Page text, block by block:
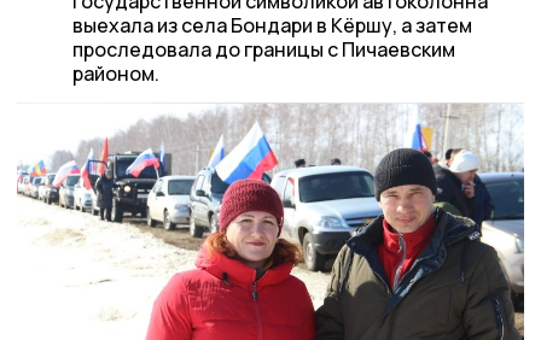
выехала из села Бондари в Кёршу, а затем
проследовала до границы с Пичаевским
районом.